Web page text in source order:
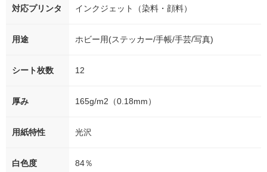
対応プリンタ インクジェット（染料・顔料）
用途 ホビー用(ステッカー/手帳/手芸/写真)
シート枚数 12
厚み 165g/m2（0.18mm）
用紙特性 光沢
白色度 84％